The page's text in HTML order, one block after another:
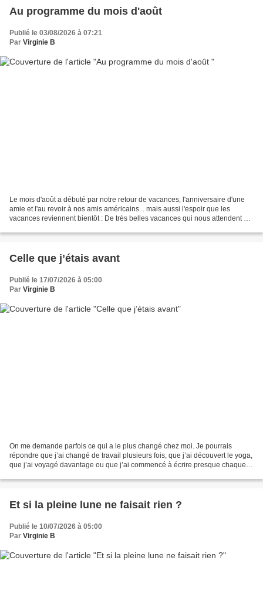
Au programme du mois d'août
Publié le 03/08/2026 à 07:21
Par Virginie B
Le mois d'août a débuté par notre retour de vacances, l'anniversaire d'une
amie et l'au revoir à nos amis américains... mais aussi l'espoir que les
vacances reviennent bientôt : De très belles vacances qui nous attendent en
Celle que j’étais avant
Publié le 17/07/2026 à 05:00
Par Virginie B
On me demande parfois ce qui a le plus changé chez moi. Je pourrais
répondre que j’ai changé de travail plusieurs fois, que j’ai découvert le yoga,
que j’ai voyagé davantage ou que j’ai commencé à écrire presque chaque
Et si la pleine lune ne faisait rien ?
Publié le 10/07/2026 à 05:00
Par Virginie B